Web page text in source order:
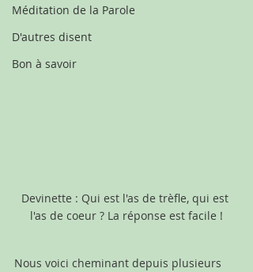
Méditation de la Parole
D'autres disent
Bon à savoir
Devinette : Qui est l'as de trèfle, qui est
l'as de coeur ? La réponse est facile !
Nous voici cheminant depuis plusieurs